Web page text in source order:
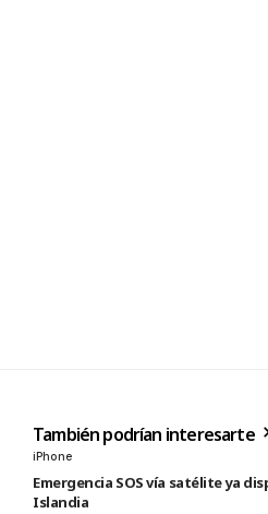
También podrían interesarte
iPhone
Emergencia SOS vía satélite ya
Islandia